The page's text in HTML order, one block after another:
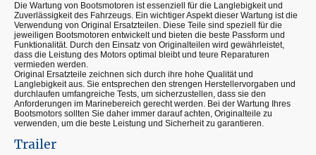
Die Wartung von Bootsmotoren ist essenziell für die Langlebigkeit und
Zuverlässigkeit des Fahrzeugs. Ein wichtiger Aspekt dieser Wartung ist die
Verwendung von Original Ersatzteilen. Diese Teile sind speziell für die
jeweiligen Bootsmotoren entwickelt und bieten die beste Passform und
Funktionalität. Durch den Einsatz von Originalteilen wird gewährleistet,
dass die Leistung des Motors optimal bleibt und teure Reparaturen
vermieden werden.
Original Ersatzteile zeichnen sich durch ihre hohe Qualität und
Langlebigkeit aus. Sie entsprechen den strengen Herstellervorgaben und
durchlaufen umfangreiche Tests, um sicherzustellen, dass sie den
Anforderungen im Marinebereich gerecht werden. Bei der Wartung Ihres
Bootsmotors sollten Sie daher immer darauf achten, Originalteile zu
verwenden, um die beste Leistung und Sicherheit zu garantieren.
Trailer